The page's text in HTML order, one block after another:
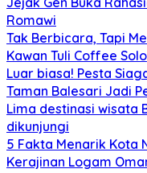
Romawi
Tak Berbicara, Tapi
Kawan Tuli Coffee Solo
Luar biasa! Pesta
Taman Balesari Jadi
Lima destinasi wisata
dikunjungi
5 Fakta Menarik Kota
Kerajinan Logam